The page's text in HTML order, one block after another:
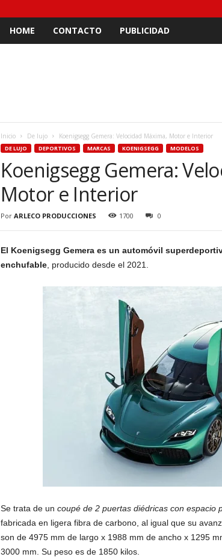
HOME CONTACTO PUBLICIDAD
Inicio De lujo Koenigsegg Gemera: Velocidad Máxima, Motor e Interior
DE LUJO DEPORTIVOS MARCAS KOENIGSEGG MODELOS
Koenigsegg Gemera:
Motor e Interior
Por ARLECO PRODUCCIONES 1700 0
El Koenigsegg Gemera es un automóvil
enchufable, producido desde el 2021.
Se trata de un coupé de 2 puertas diédricas con espacio
fabricada en ligera fibra de carbono, al igual que su
son de 4975 mm de largo x 1988 mm de ancho x 1295
3000 mm. Su peso es de 1850 kilos.